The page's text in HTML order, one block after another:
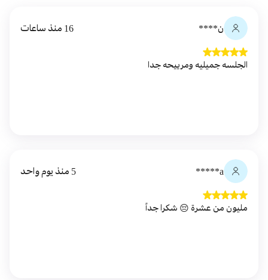
ن**** 16 منذ ساعات
الجلسه جميليه ومرييحه جدا
a***** 5 منذ يوم واحد
مليون من عشرة 😔 شكرا جداً